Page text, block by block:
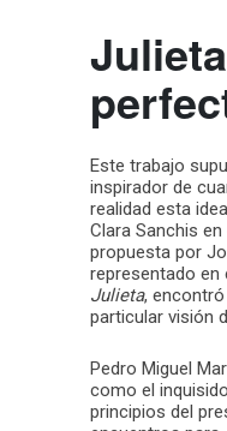
Este trabajo
inspirador de
realidad esta
Clara Sanchis
propuesta por
representado en
Julieta,
particular visión
Pedro Miguel
como el
principios del